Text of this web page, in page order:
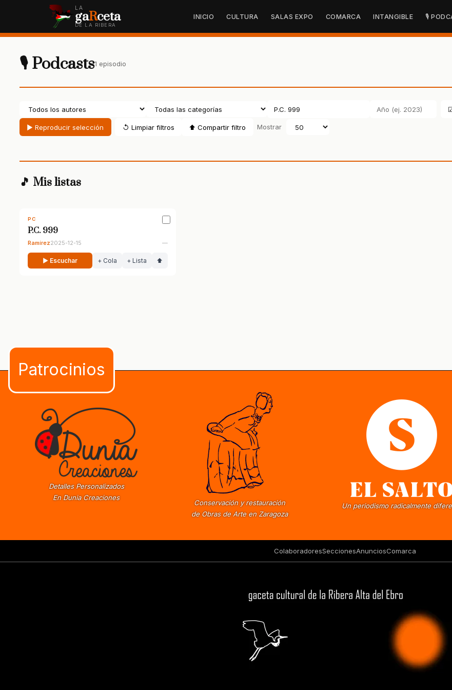
LA
gaRceta
DE LA RIBERA
INICIO CULTURA SALAS EXPO COMARCA INTANGIBLE 🎙
🎙 Podcasts1 episodio
▶ Reproducir selección ↺ Limpiar filtros ⬆ Compartir filtro Mostrar
🎵 Mis listas
PC
P.C. 999
Ramírez2025-12-15 —
▶ Escuchar + Cola + Lista ⬆
Detalles Personalizados
En Dunia Creaciones
Conservación y restauración
de Obras de Arte en Zaragoza
Un periodismo radicalmente
ColaboradoresSeccionesAnunciosComarca